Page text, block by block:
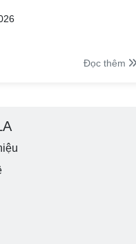
Đọc thêm